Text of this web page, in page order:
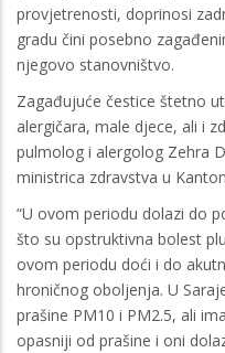
provjetrenosti, doprinosi
gradu čini posebno
njegovo stanovništvo.
Zagađujuće čestice štetno
alergičara, male djece, ali i
pulmolog i alergolog Zehra
ministrica zdravstva u
“U ovom periodu dolazi do
što su opstruktivna bolest
ovom periodu doći i do
hroničnog oboljenja. U
prašine PM10 i PM2.5, ali
opasniji od prašine i oni